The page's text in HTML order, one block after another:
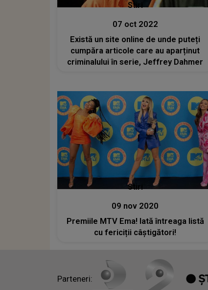
Stiri
07 oct 2022
Există un site online de unde puteți
cumpăra articole care au aparținut
criminalului în serie, Jeffrey Dahmer
Stiri
09 nov 2020
Premiile MTV Ema! Iată întreaga listă
cu fericiții câștigători!
Parteneri: